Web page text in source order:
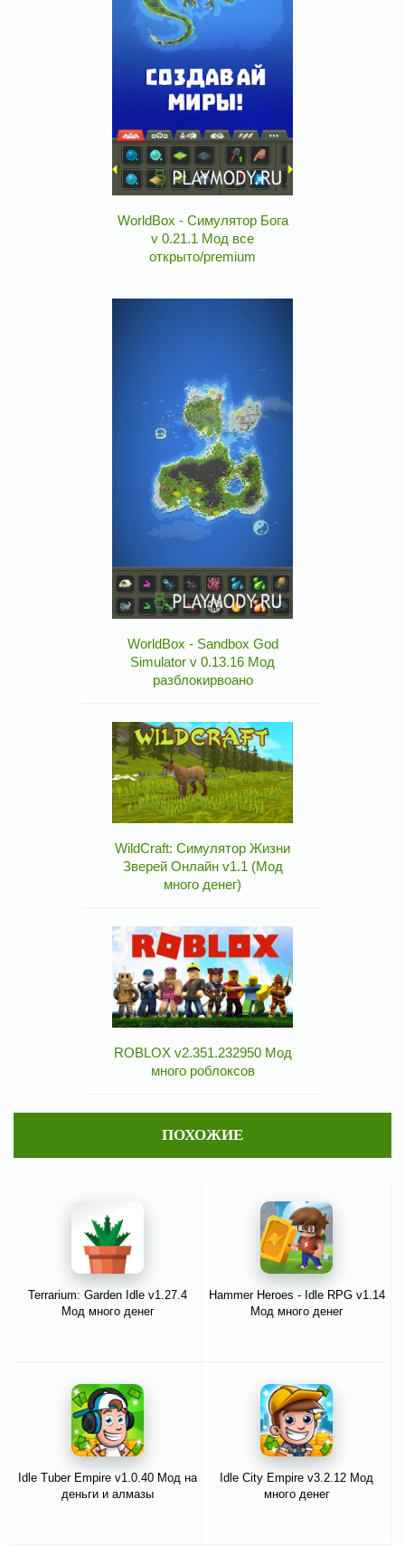
WorldBox - Симулятор Бога
v 0.21.1 Мод все
открыто/premium
WorldBox - Sandbox God
Simulator v 0.13.16 Мод
разблокирвоано
WildCraft: Симулятор Жизни
Зверей Онлайн v1.1 (Мод
много денег)
ROBLOX v2.351.232950 Мод
много роблоксов
ПОХОЖИЕ
Terrarium: Garden Idle v1.27.4
Мод много денег
Hammer Heroes - Idle RPG v1.14
Мод много денег
Idle Tuber Empire v1.0.40 Мод на
деньги и алмазы
Idle City Empire v3.2.12 Мод
много денег